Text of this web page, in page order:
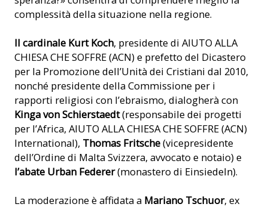
complessità della situazione nella regione.
Il cardinale Kurt Koch, presidente di AIUTO ALLA
CHIESA CHE SOFFRE (ACN) e prefetto del Dicastero
per la Promozione dell’Unità dei Cristiani dal 2010,
nonché presidente della Commissione per i
rapporti religiosi con l’ebraismo, dialogherà con
Kinga von Schierstaedt(responsabile dei progetti
per l’Africa, AIUTO ALLA CHIESA CHE SOFFRE (ACN)
International), Thomas Fritsche(vicepresidente
dell’Ordine di Malta Svizzera, avvocato e notaio) e
l’abate Urban Federer(monastero di Einsiedeln).
La moderazione è affidata a Mariano Tschuor, ex